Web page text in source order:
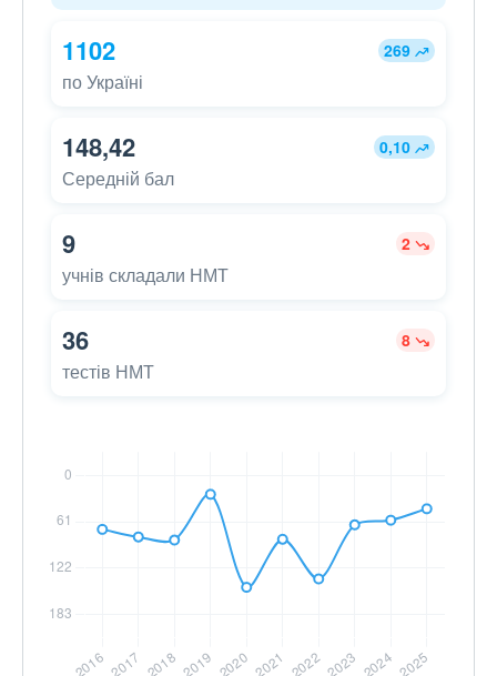
1102 269
по Україні
148,42 0,10
Середній бал
9 2
учнів складали НМТ
36 8
тестів НМТ